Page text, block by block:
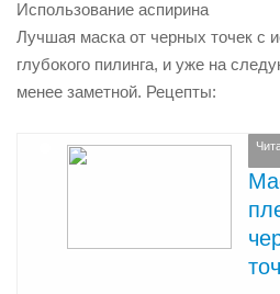
Использование аспирина
Лучшая маска от черных точек с
глубокого пилинга, и уже на
менее заметной. Рецепты: